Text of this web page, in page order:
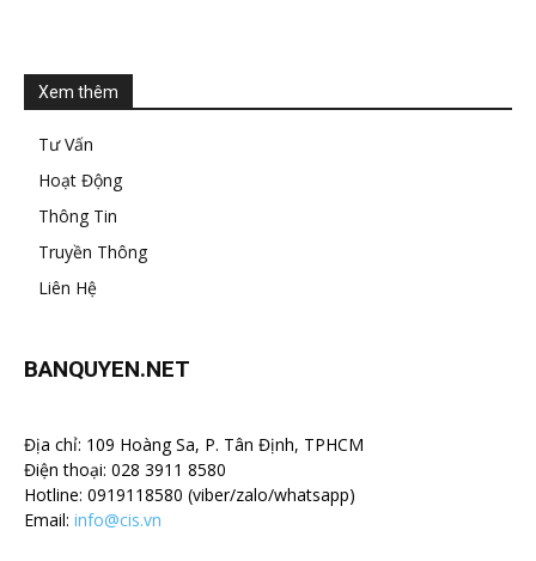
Xem thêm
Tư Vấn
Hoạt Động
Thông Tin
Truyền Thông
Liên Hệ
BANQUYEN.NET
Địa chỉ: 109 Hoàng Sa, P. Tân Định, TPHCM
Điện thoại: 028 3911 8580
Hotline: 0919118580 (viber/zalo/whatsapp)
Email: info@cis.vn